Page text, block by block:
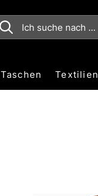
Taschen Textilien